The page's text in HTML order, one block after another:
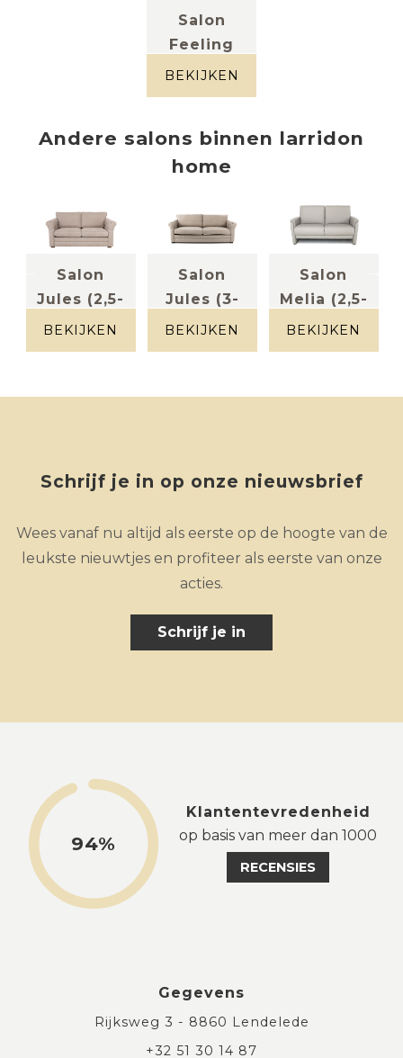
Salon
Feeling
(2-zit)
BEKIJKEN
Andere salons binnen larridon
home
Salon
Jules (2,5-
zit)
BEKIJKEN
Salon
Jules (3-
zit)
BEKIJKEN
Salon
Melia (2,5-
zit)
lichtgrijs
BEKIJKEN
Schrijf je in op onze nieuwsbrief
Wees vanaf nu altijd als eerste op de hoogte van de
leukste nieuwtjes en profiteer als eerste van onze
acties.
Schrijf je in
94%
Klantentevredenheid
op basis van meer dan 1000
RECENSIES
Gegevens
Rijksweg 3 - 8860 Lendelede
+32 51 30 14 87